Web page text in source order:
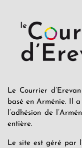
Le Courrier
basé en Arménie. Il
l’adhésion de
entière.
Le site est géré par